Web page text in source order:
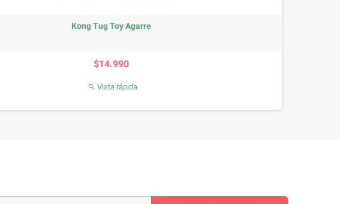
Kong Tug Toy Agarre
$14.990
 Vista rápida